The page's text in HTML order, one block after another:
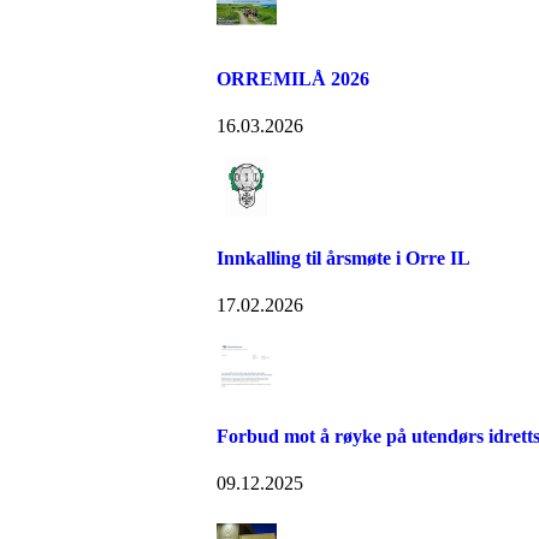
ORREMILÅ 2026
16.03.2026
Innkalling til årsmøte i Orre IL
17.02.2026
Forbud mot å røyke på utendørs
09.12.2025